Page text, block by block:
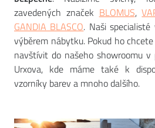
zavedených značek BLOMUS,
GANDIA BLASCO. Naši
výběrem nábytku. Pokud ho
navštívit do našeho showroomu v
Urxova, kde máme také k
vzorníky barev a mnoho dalšího.